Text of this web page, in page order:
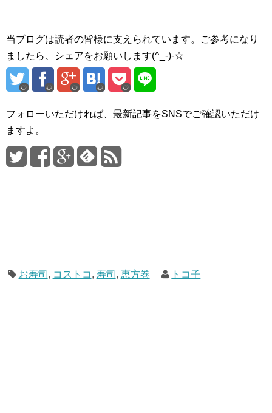
当ブログは読者の皆様に支えられています。ご参考になり
ましたら、シェアをお願いします(^_-)-☆
フォローいただければ、最新記事をSNSでご確認いただけ
ますよ。
お寿司 , コストコ , 寿司 , 恵方巻 トコ子